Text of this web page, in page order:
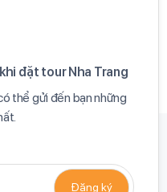
đặt tour Nha Trang​
thể gửi đến bạn những